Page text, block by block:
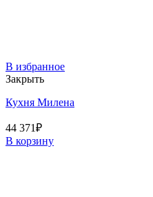
В избранное
Закрыть
Кухня Милена
44 371₽
В корзину